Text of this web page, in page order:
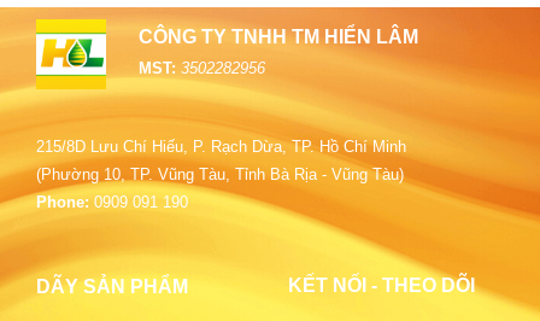
CÔNG TY TNHH TM HIỂN LÂM
MST: 3502282956
215/8D Lưu Chí Hiếu, P. Rạch Dừa, TP. Hồ Chí Minh
(Phường 10, TP. Vũng Tàu, Tỉnh Bà Rịa - Vũng Tàu)
Phone: 0909 091 190
DÃY SẢN PHẨM KẾT NỐI - THEO DÕI